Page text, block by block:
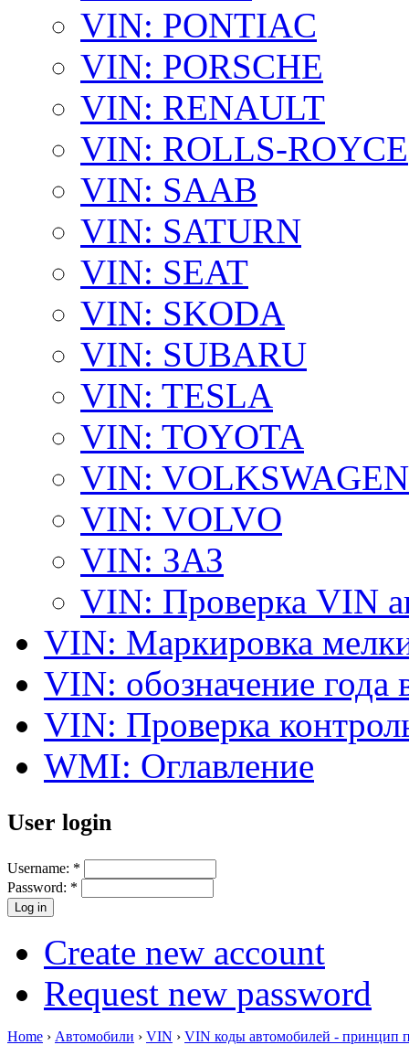
VIN: PONTIAC
VIN: PORSCHE
VIN: RENAULT
VIN: ROLLS-ROYCE
VIN: SAAB
VIN: SATURN
VIN: SEAT
VIN: SKODA
VIN: SUBARU
VIN: TESLA
VIN: TOYOTA
VIN: VOLKSWAGEN
VIN: VOLVO
VIN: ЗАЗ
VIN: Проверка VIN
VIN: Маркировка
VIN: обозначение года
VIN: Проверка
WMI: Оглавление
User login
Username: *
Password: *
Create new account
Request new password
Home › Автомобили › VIN › VIN коды автомобилей - принцип